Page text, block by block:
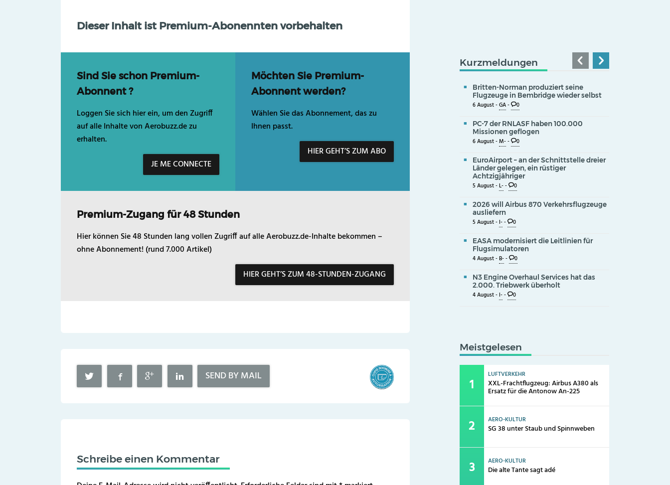
Dieser Inhalt ist Premium-Abonennten vorbehalten
Sind Sie schon Premium-
Abonnent ?
Loggen Sie sich hier ein, um den Zugriff
auf alle Inhalte von Aerobuzz.de zu
erhalten.
JE ME CONNECTE
Möchten Sie Premium-
Abonnent werden?
Wählen Sie das Abonnement, das zu
Ihnen passt.
HIER GEHT’S ZUM ABO
Premium-Zugang für 48 Stunden
Hier können Sie 48 Stunden lang vollen Zugriff auf alle Aerobuzz.de-Inhalte bekommen –
ohne Abonnement! (rund 7.000 Artikel)
HIER GEHT’S ZUM 48-STUNDEN-ZUGANG
SEND BY MAIL
Schreibe einen Kommentar
Kurzmeldungen
Britten-Norman produziert seine
Flugzeuge in Bembridge wieder selbst
6 August -GA- 0
PC-7 der RNLASF haben 100.000
Missionen geflogen
6 August -M-- 0
EuroAirport – an der Schnittstelle dreier
Länder gelegen, ein rüstiger
Achtzigjähriger
5 August -L-- 0
2026 will Airbus 870 Verkehrsflugzeuge
ausliefern
5 August -I-- 0
EASA modernisiert die Leitlinien für
Flugsimulatoren
4 August -B-- 0
N3 Engine Overhaul Services hat das
2.000. Triebwerk überholt
4 August -I-- 0
Meistgelesen
LUFTVERKEHR
XXL-Frachtflugzeug: Airbus A380 als
Ersatz für die Antonow An-225
AERO-KULTUR
SG 38 unter Staub und Spinnweben
AERO-KULTUR
Die alte Tante sagt adé